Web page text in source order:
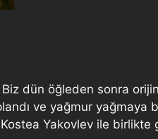
dün öğleden sonra
ve yağmur
Yakovlev ile